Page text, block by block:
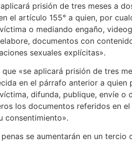
prisión de tres meses a
el artículo 155° a quien, por
o mediando engaño,
documentos con
sexuales explícitas».
«se aplicará prisión de tres
en el párrafo anterior a quien
difunda, publique, envíe o
los documentos referidos en
consentimiento».
se aumentarán en un